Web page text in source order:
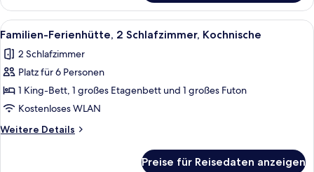
Doppelzimmer,
2 Doppelbetten
Alle
Fotos
für
Familien-
Ferienhütte,
2 Schlafzimmer,
Kochnische
anzeigen
Familien-Ferienhütte, 2
6
Familien-Ferienhütte, 2 Schlafzimmer, Kochnische
2 Schlafzimmer
Platz für 6 Personen
1 King-Bett, 1 großes Etagenbett und 1 großes Futon
Kostenloses WLAN
Weitere Details
Weitere
Preise für Reisedaten anzeigen